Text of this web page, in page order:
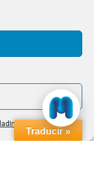
Impressum
Política de cookies
Traducir »